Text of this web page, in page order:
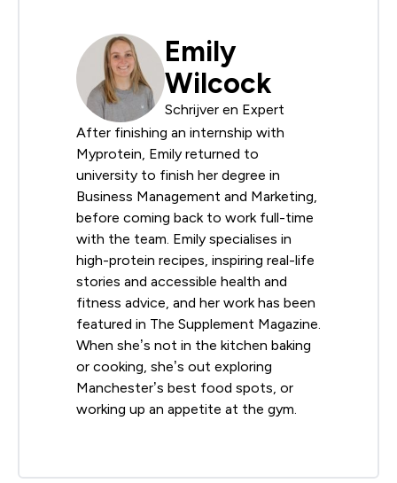
Emily
Wilcock
Schrijver en Expert
After finishing an internship with
Myprotein, Emily returned to
university to finish her degree in
Business Management and Marketing,
before coming back to work full-time
with the team. Emily specialises in
high-protein recipes, inspiring real-life
stories and accessible health and
fitness advice, and her work has been
featured in The Supplement Magazine.
When she’s not in the kitchen baking
or cooking, she’s out exploring
Manchester’s best food spots, or
working up an appetite at the gym.